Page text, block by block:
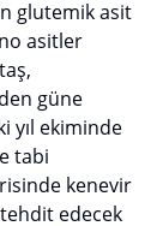
glutemik asit
asitler
güne
yıl ekiminde
tabi
kenevir
edecek